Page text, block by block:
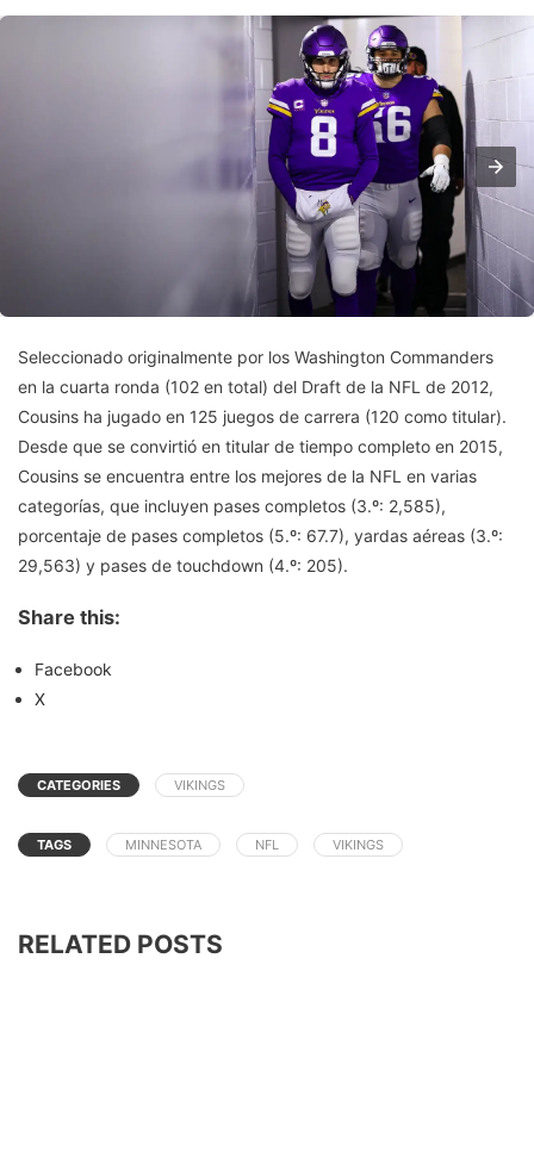
Seleccionado originalmente por los Washington Commanders
en la cuarta ronda (102 en total) del Draft de la NFL de 2012,
Cousins ​​​​ha jugado en 125 juegos de carrera (120 como titular).
Desde que se convirtió en titular de tiempo completo en 2015,
Cousins ​​​​se encuentra entre los mejores de la NFL en varias
categorías, que incluyen pases completos (3.º: 2,585),
porcentaje de pases completos (5.º: 67.7), yardas aéreas (3.º:
29,563) y pases de touchdown (4.º: 205).
Share this:
Facebook
X
CATEGORIES VIKINGS
TAGS MINNESOTA NFL VIKINGS
RELATED POSTS